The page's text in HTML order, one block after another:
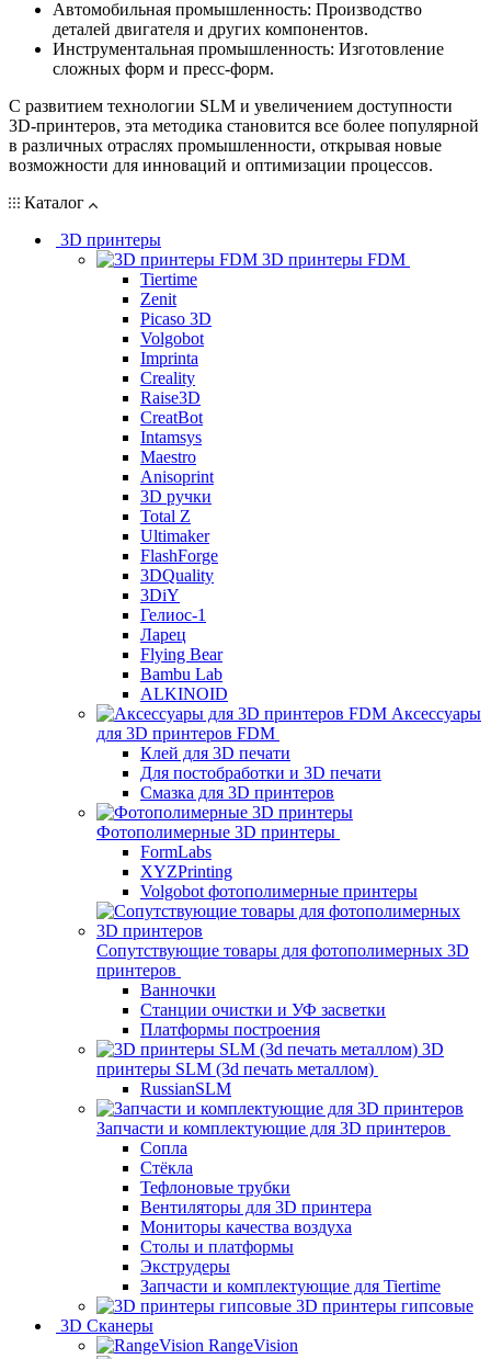
Автомобильная промышленность: Производство
деталей двигателя и других компонентов.
Инструментальная промышленность: Изготовление
сложных форм и пресс-форм.
С развитием технологии SLM и увеличением доступности
3D-принтеров, эта методика становится все более популярной
в различных отраслях промышленности, открывая новые
возможности для инноваций и оптимизации процессов.
Каталог
3D принтеры
3D принтеры FDM
Tiertime
Zenit
Picaso 3D
Volgobot
Imprinta
Creality
Raise3D
CreatBot
Intamsys
Maestro
Anisoprint
3D ручки
Total Z
Ultimaker
FlashForge
3DQuality
3DiY
Гелиос-1
Ларец
Flying Bear
Bambu Lab
ALKINOID
Аксессуары
для 3D принтеров FDM
Клей для 3D печати
Для постобработки и 3D печати
Смазка для 3D принтеров
Фотополимерные 3D принтеры
FormLabs
XYZPrinting
Volgobot фотополимерные принтеры
Сопутствующие товары для фотополимерных 3D
принтеров
Ванночки
Станции очистки и УФ засветки
Платформы построения
3D
принтеры SLM (3d печать металлом)
RussianSLM
Запчасти и комплектующие для 3D принтеров
Сопла
Cтёкла
Тефлоновые трубки
Вентиляторы для 3D принтера
Мониторы качества воздуха
Столы и платформы
Экструдеры
Запчасти и комплектующие для Tiertime
3D принтеры гипсовые
3D Сканеры
RangeVision